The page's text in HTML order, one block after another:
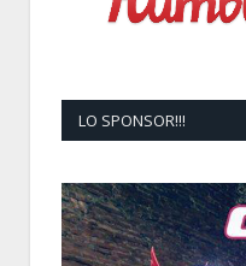
LO SPONSOR!!!